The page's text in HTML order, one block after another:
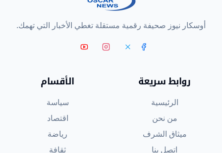
أوسكار نيوز صحيفة رقمية مستقلة تغطي الأخبار التي تهمك.
روابط سريعة
الرئيسية
من نحن
ميثاق الشرف
اتصل بنا
الأقسام
سياسة
اقتصاد
رياضة
ثقافة